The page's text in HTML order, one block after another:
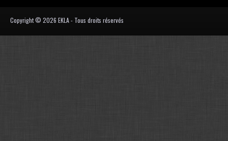
Copyright © 2026 EKLA - Tous droits réservés